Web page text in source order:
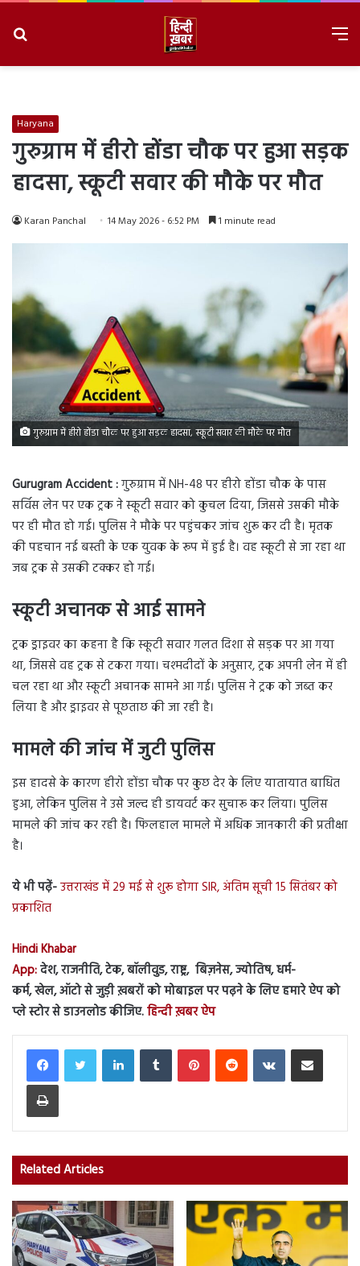
Haryana
गुरुग्राम में हीरो होंडा चौक पर हुआ सड़क
हादसा, स्कूटी सवार की मौके पर मौत
Karan Panchal 14 May 2026 - 6:52 PM 1 minute read
गुरुग्राम में हीरो होंडा चौक पर हुआ सड़क हादसा, स्कूटी सवार की मौके पर मौत
Gurugram Accident :गुरुग्राम में NH-48 पर हीरो होंडा चौक के पास
सर्विस लेन पर एक ट्रक ने स्कूटी सवार को कुचल दिया, जिससे उसकी मौके
पर ही मौत हो गई। पुलिस ने मौके पर पहुंचकर जांच शुरू कर दी है। मृतक
की पहचान नई बस्ती के एक युवक के रूप में हुई है। वह स्कूटी से जा रहा था
जब ट्रक से उसकी टक्कर हो गई।
स्कूटी अचानक से आई सामने
ट्रक ड्राइवर का कहना है कि स्कूटी सवार गलत दिशा से सड़क पर आ गया
था, जिससे वह ट्रक से टकरा गया। चश्मदीदों के अनुसार, ट्रक अपनी लेन में ही
चल रहा था और स्कूटी अचानक सामने आ गई। पुलिस ने ट्रक को जब्त कर
लिया है और ड्राइवर से पूछताछ की जा रही है।
मामले की जांच में जुटी पुलिस
इस हादसे के कारण हीरो होंडा चौक पर कुछ देर के लिए यातायात बाधित
हुआ, लेकिन पुलिस ने उसे जल्द ही डायवर्ट कर सुचारू कर लिया। पुलिस
मामले की जांच कर रही है। फिलहाल मामले में अधिक जानकारी की प्रतीक्षा
है।
ये भी पढ़ें-उत्तराखंड में 29 मई से शुरू होगा SIR, अंतिम सूची 15 सितंबर को
प्रकाशित
Hindi Khabar
App:देश, राजनीति, टेक, बॉलीवुड, राष्ट्र, बिज़नेस, ज्योतिष, धर्म-
कर्म, खेल, ऑटो से जुड़ी ख़बरों को मोबाइल पर पढ़ने के लिए हमारे ऐप को
प्ले स्टोर से डाउनलोड कीजिए.हिन्दी ख़बर ऐप
LinkedInTumblr PinterestReddit VKontakteShare via Email
Print
Related Articles